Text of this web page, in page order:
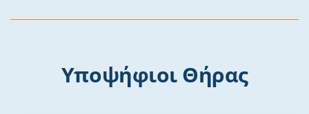
Υποψήφιοι Θήρας